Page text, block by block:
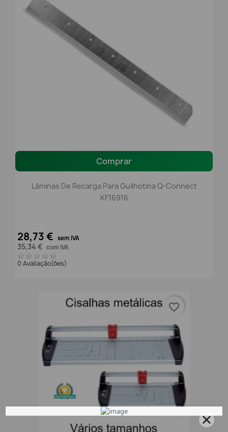
Comprar
Lâminas De Recarga Para Guilhotina Q-Connect
KF16916
28,73 € sem IVA
35,34 € com IVA
0 Avaliação(ões)
favorite_border